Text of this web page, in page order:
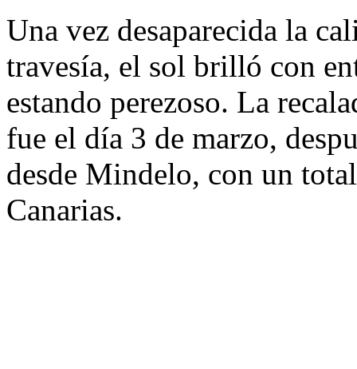
Una vez desaparecida la
travesía, el sol brilló con
estando perezoso. La
fue el día 3 de marzo,
desde Mindelo, con un
Canarias.